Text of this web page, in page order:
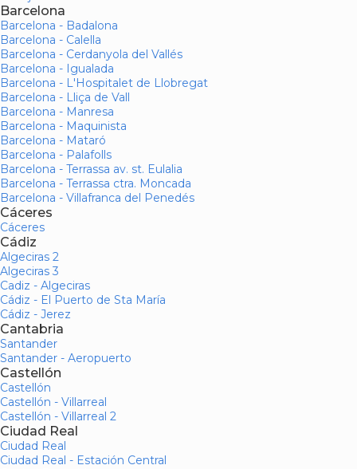
Barcelona
Barcelona - Badalona
Barcelona - Calella
Barcelona - Cerdanyola del Vallés
Barcelona - Igualada
Barcelona - L'Hospitalet de Llobregat
Barcelona - Lliça de Vall
Barcelona - Manresa
Barcelona - Maquinista
Barcelona - Mataró
Barcelona - Palafolls
Barcelona - Terrassa av. st. Eulalia
Barcelona - Terrassa ctra. Moncada
Barcelona - Villafranca del Penedés
Cáceres
Cáceres
Cádiz
Algeciras 2
Algeciras 3
Cadiz - Algeciras
Cádiz - El Puerto de Sta María
Cádiz - Jerez
Cantabria
Santander
Santander - Aeropuerto
Castellón
Castellón
Castellón - Villarreal
Castellón - Villarreal 2
Ciudad Real
Ciudad Real
Ciudad Real - Estación Central